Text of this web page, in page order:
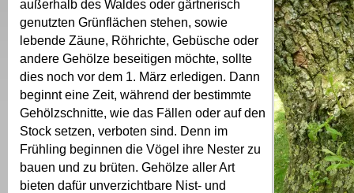
außerhalb des Waldes oder gärtnerisch
genutzten Grünflächen stehen, sowie
lebende Zäune, Röhrichte, Gebüsche oder
andere Gehölze beseitigen möchte, sollte
dies noch vor dem 1. März erledigen. Dann
beginnt eine Zeit, während der bestimmte
Gehölzschnitte, wie das Fällen oder auf den
Stock setzen, verboten sind. Denn im
Frühling beginnen die Vögel ihre Nester zu
bauen und zu brüten. Gehölze aller Art
bieten dafür unverzichtbare Nist- und